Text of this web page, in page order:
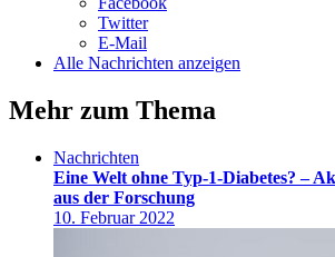
Twitter
E-Mail
Alle Nachrichten anzeigen
Mehr zum Thema
Nachrichten
Eine Welt ohne Typ-1-Diabetes? –
aus der Forschung
10. Februar 2022